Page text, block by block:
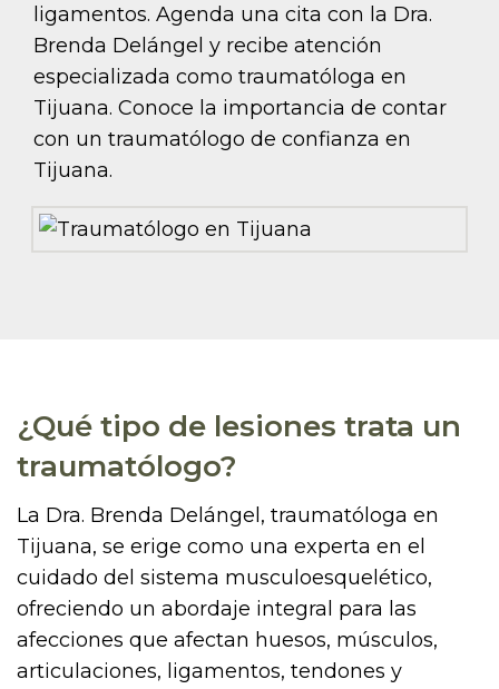
ligamentos. Agenda una cita con la Dra.
Brenda Delángel y recibe atención
especializada como traumatóloga en
Tijuana. Conoce la importancia de contar
con un traumatólogo de confianza en
Tijuana.
¿Qué tipo de lesiones trata un
traumatólogo?
La Dra. Brenda Delángel, traumatóloga en
Tijuana, se erige como una experta en el
cuidado del sistema musculoesquelético,
ofreciendo un abordaje integral para las
afecciones que afectan huesos, músculos,
articulaciones, ligamentos, tendones y